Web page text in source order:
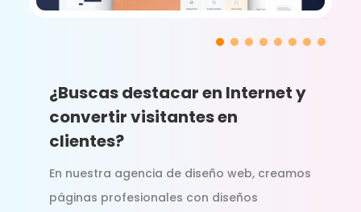
¿Buscas destacar en Internet y
convertir visitantes en
clientes?
En nuestra agencia de diseño web, creamos
páginas profesionales con diseños